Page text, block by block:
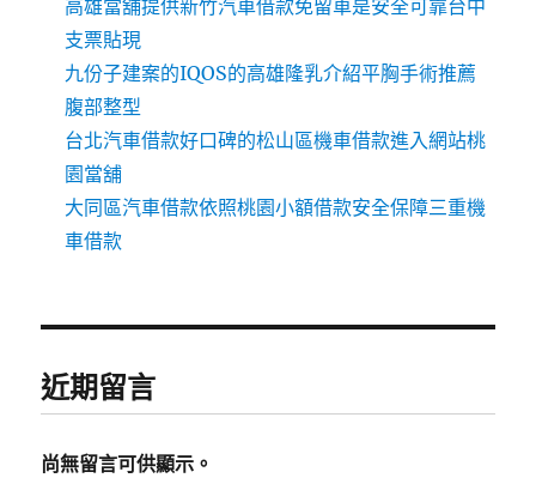
高雄當舖提供新竹汽車借款免留車是安全可靠台中
支票貼現
九份子建案的IQOS的高雄隆乳介紹平胸手術推薦
腹部整型
台北汽車借款好口碑的松山區機車借款進入網站桃
園當舖
大同區汽車借款依照桃園小額借款安全保障三重機
車借款
近期留言
尚無留言可供顯示。